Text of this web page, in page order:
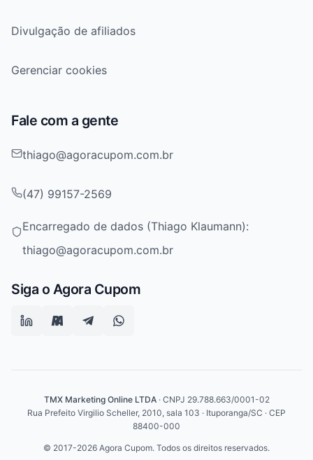
Divulgação de afiliados
Gerenciar cookies
Fale com a gente
thiago@agoracupom.com.br
(47) 99157-2569
Encarregado de dados (Thiago Klaumann):
thiago@agoracupom.com.br
Siga o Agora Cupom
TMX Marketing Online LTDA· CNPJ 29.788.663/0001-02
Rua Prefeito Virgilio Scheller, 2010, sala 103 · Ituporanga/SC · CEP
88400-000
© 2017-2026 Agora Cupom. Todos os direitos reservados.